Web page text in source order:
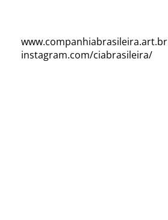
www.companhiabrasileira.art.br
instagram.com/ciabrasileira/